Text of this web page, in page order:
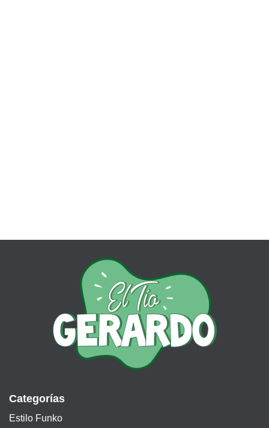
Categorías
Estilo Funko